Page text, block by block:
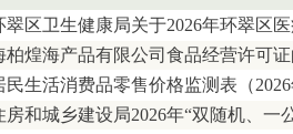
翠区卫生健康局关于2026年环翠区
柏煌海产品有限公司食品经营许可
民生活消费品零售价格监测表（2026
房和城乡建设局2026年“双随机、一